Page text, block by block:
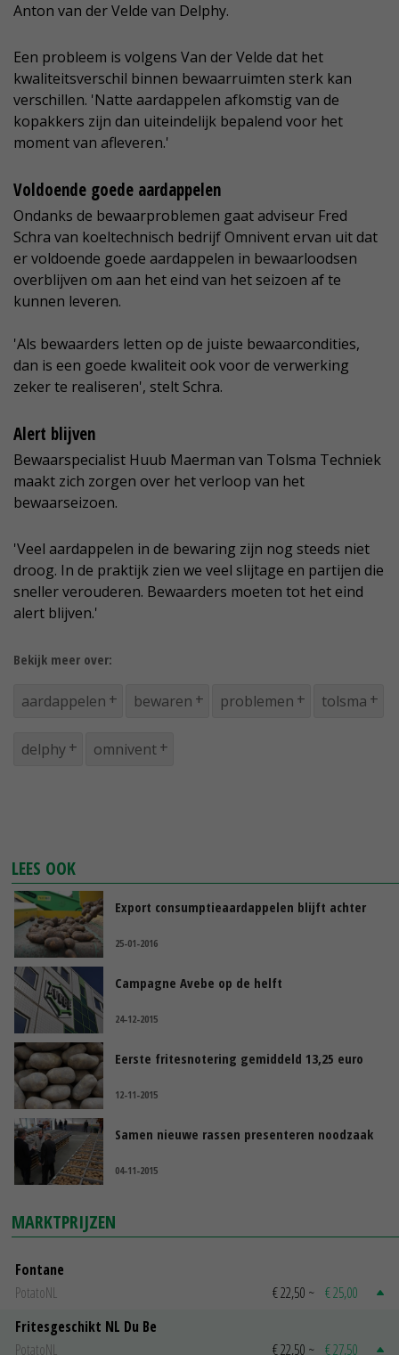
Anton van der Velde van Delphy.
Een probleem is volgens Van der Velde dat het
kwaliteitsverschil binnen bewaarruimten sterk kan
verschillen. 'Natte aardappelen afkomstig van de
kopakkers zijn dan uiteindelijk bepalend voor het
moment van afleveren.'
Voldoende goede aardappelen
Ondanks de bewaarproblemen gaat adviseur Fred
Schra van koeltechnisch bedrijf Omnivent ervan uit dat
er voldoende goede aardappelen in bewaarloodsen
overblijven om aan het eind van het seizoen af te
kunnen leveren.
'Als bewaarders letten op de juiste bewaarcondities,
dan is een goede kwaliteit ook voor de verwerking
zeker te realiseren', stelt Schra.
Alert blijven
Bewaarspecialist Huub Maerman van Tolsma Techniek
maakt zich zorgen over het verloop van het
bewaarseizoen.
'Veel aardappelen in de bewaring zijn nog steeds niet
droog. In de praktijk zien we veel slijtage en partijen die
sneller verouderen. Bewaarders moeten tot het eind
alert blijven.'
Bekijk meer over:
aardappelen bewaren problemen tolsma
delphy omnivent
LEES OOK
Export consumptieaardappelen blijft achter
25-01-2016
Campagne Avebe op de helft
24-12-2015
Eerste fritesnotering gemiddeld 13,25 euro
12-11-2015
Samen nieuwe rassen presenteren noodzaak
04-11-2015
MARKTPRIJZEN
Fontane
PotatoNL
€ 22,50 ~ € 25,00
Fritesgeschikt NL Du Be
PotatoNL
€ 22,50 ~ € 27,50